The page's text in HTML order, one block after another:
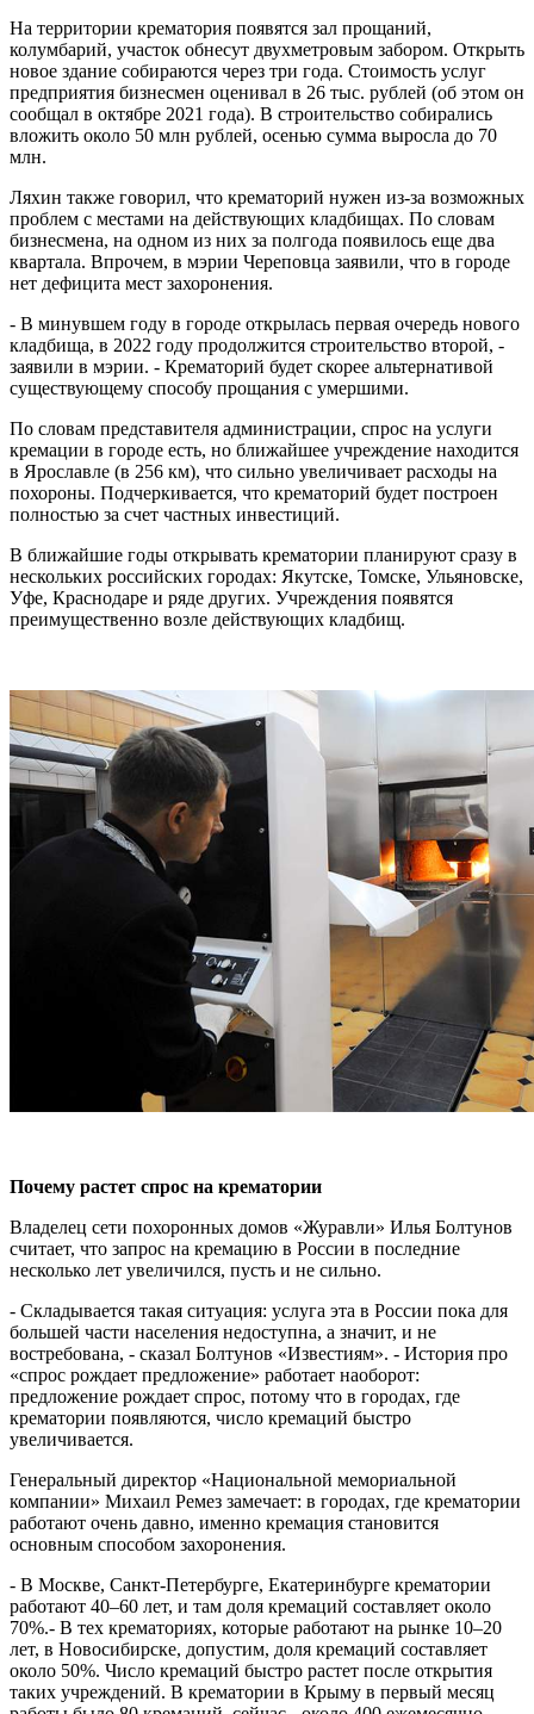
На территории крематория появятся зал прощаний,
колумбарий, участок обнесут двухметровым забором. Открыть
новое здание собираются через три года. Стоимость услуг
предприятия бизнесмен оценивал в 26 тыс. рублей (об этом он
сообщал в октябре 2021 года). В строительство собирались
вложить около 50 млн рублей, осенью сумма выросла до 70
млн.
Ляхин также говорил, что крематорий нужен из-за возможных
проблем с местами на действующих кладбищах. По словам
бизнесмена, на одном из них за полгода появилось еще два
квартала. Впрочем, в мэрии Череповца заявили, что в городе
нет дефицита мест захоронения.
- В минувшем году в городе открылась первая очередь нового
кладбища, в 2022 году продолжится строительство второй, -
заявили в мэрии. - Крематорий будет скорее альтернативой
существующему способу прощания с умершими.
По словам представителя администрации, спрос на услуги
кремации в городе есть, но ближайшее учреждение находится
в Ярославле (в 256 км), что сильно увеличивает расходы на
похороны. Подчеркивается, что крематорий будет построен
полностью за счет частных инвестиций.
В ближайшие годы открывать крематории планируют сразу в
нескольких российских городах: Якутске, Томске, Ульяновске,
Уфе, Краснодаре и ряде других. Учреждения появятся
преимущественно возле действующих кладбищ.
Почему растет спрос на крематории
Владелец сети похоронных домов «Журавли» Илья Болтунов
считает, что запрос на кремацию в России в последние
несколько лет увеличился, пусть и не сильно.
- Складывается такая ситуация: услуга эта в России пока для
большей части населения недоступна, а значит, и не
востребована, - сказал Болтунов «Известиям». - История про
«спрос рождает предложение» работает наоборот:
предложение рождает спрос, потому что в городах, где
крематории появляются, число кремаций быстро
увеличивается.
Генеральный директор «Национальной мемориальной
компании» Михаил Ремез замечает: в городах, где крематории
работают очень давно, именно кремация становится
основным способом захоронения.
- В Москве, Санкт-Петербурге, Екатеринбурге крематории
работают 40–60 лет, и там доля кремаций составляет около
70%.- В тех крематориях, которые работают на рынке 10–20
лет, в Новосибирске, допустим, доля кремаций составляет
около 50%. Число кремаций быстро растет после открытия
таких учреждений. В крематории в Крыму в первый месяц